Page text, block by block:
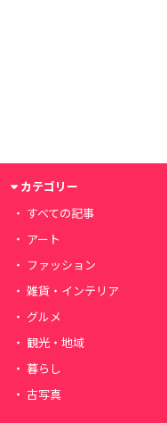
カテゴリー
すべての記事
アート
ファッション
雑貨・インテリア
グルメ
観光・地域
暮らし
古写真